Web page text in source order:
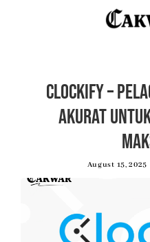
Clockify –
Akurat
August 15, 2025